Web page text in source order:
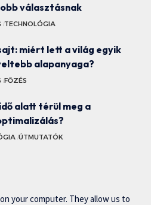
választásnak
TECHNOLÓGIA
miért lett a világ egyik
alapanyaga?
FŐZÉS
alatt térül meg a
ÚTMUTATÓK
your computer. They allow us to